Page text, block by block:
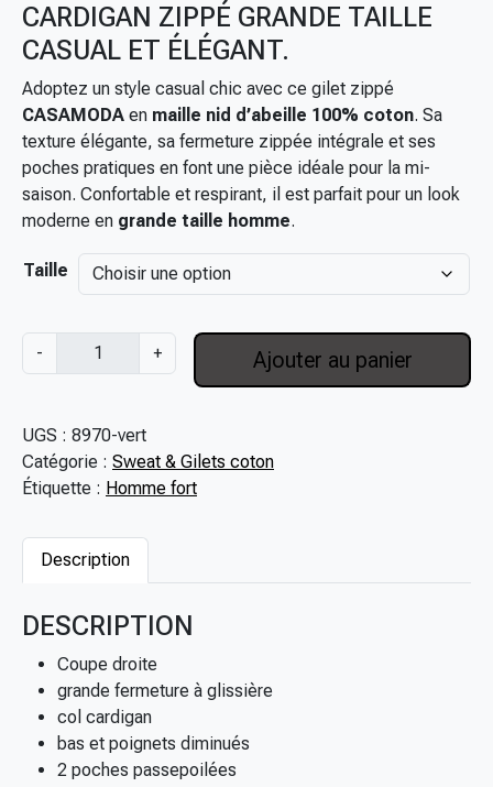
a
g
d
e
p
r
i
x
:
0
€
à
0
€
CARDIGAN ZIPPÉ GRANDE TAILLE
CASUAL ET ÉLÉGANT.
Adoptez un style casual chic avec ce gilet zippé
CASAMODA en maille nid d’abeille 100% coton. Sa
texture élégante, sa fermeture zippée intégrale et ses
poches pratiques en font une pièce idéale pour la mi-
saison. Confortable et respirant, il est parfait pour un look
moderne en grande taille homme.
Taille
-
u
n
t
i
e
i
+ Ajouter au panier
UGS : 8970-vert
Catégorie : Sweat & Gilets coton
Étiquette : Homme fort
Description
DESCRIPTION
Coupe droite
grande fermeture à glissière
col cardigan
bas et poignets diminués
2 poches passepoilées